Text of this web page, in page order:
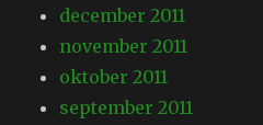
december 2011
november 2011
oktober 2011
september 2011